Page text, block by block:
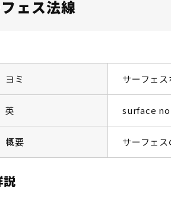
ェス法線
ヨミ サーフェ
英 surface
概要 サーフェ
説